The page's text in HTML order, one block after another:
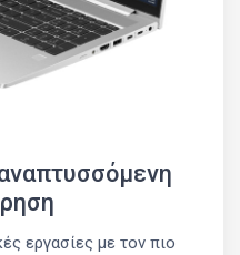
εργασίες με τον πιο